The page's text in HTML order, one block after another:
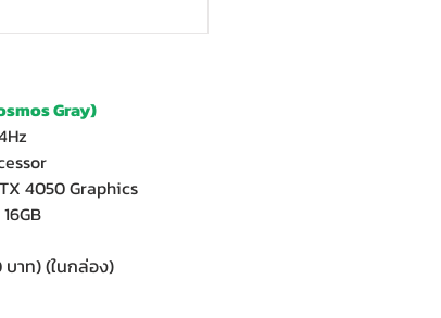
Gray)
4050 Graphics
บาท) (ในกล่อง)